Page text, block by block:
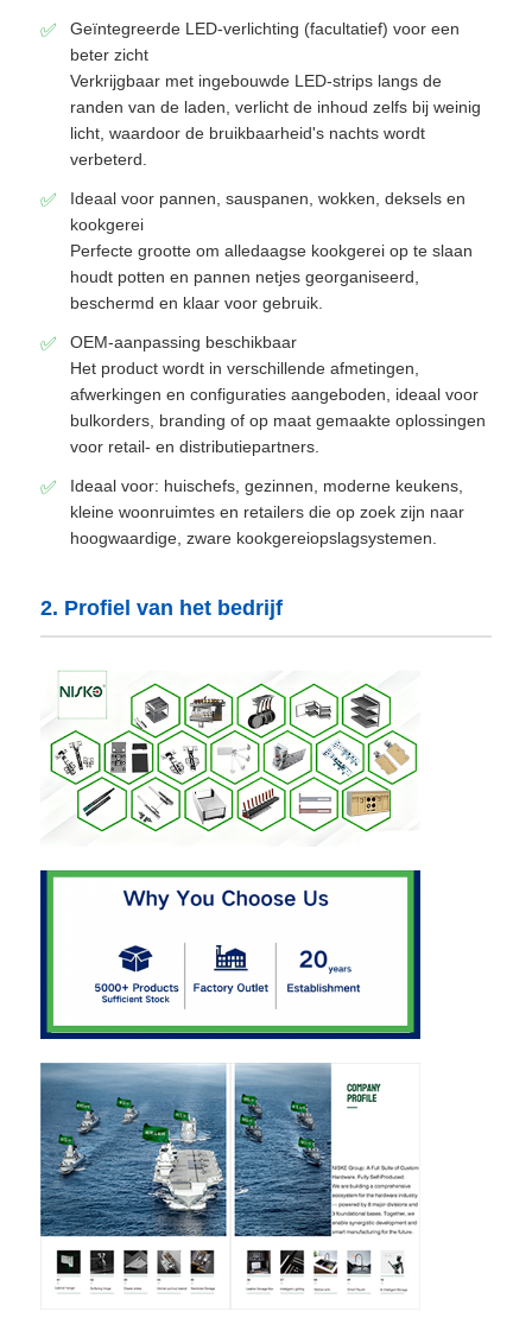
nieuws
Alle Gevallen
Vraag een offerte aan
De scharnier van de kabinetsdeur
Drawer Runner Glijbaan
keukenopslagoplossing
Kastorganisatie
Klepbeslagen
kastenbevestigingen
Kitchen Sink and Faucet
bestekdienblad
licht van de kast
rijstcontainer
Geïntegreerde LED-verlichting (facultatief) voor een
beter zicht
Verkrijgbaar met ingebouwde LED-strips langs de
randen van de laden, verlicht de inhoud zelfs bij weinig
licht, waardoor de bruikbaarheid's nachts wordt
verbeterd.
Ideaal voor pannen, sauspanen, wokken, deksels en
kookgerei
Perfecte grootte om alledaagse kookgerei op te slaan
houdt potten en pannen netjes georganiseerd,
beschermd en klaar voor gebruik.
OEM-aanpassing beschikbaar
Het product wordt in verschillende afmetingen,
afwerkingen en configuraties aangeboden, ideaal voor
bulkorders, branding of op maat gemaakte oplossingen
voor retail- en distributiepartners.
Ideaal voor: huischefs, gezinnen, moderne keukens,
kleine woonruimtes en retailers die op zoek zijn naar
hoogwaardige, zware kookgereiopslagsystemen.
2. Profiel van het bedrijf